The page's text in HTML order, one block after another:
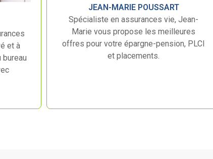
et à
bureau
JEAN-MARIE POUSSART
Spécialiste en assurances vie, Jean-
Marie vous propose les meilleures
offres pour votre épargne-pension, PLCI
et placements.